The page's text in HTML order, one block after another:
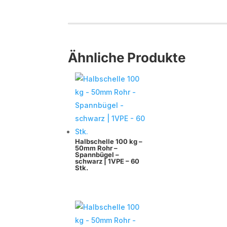
Ähnliche Produkte
Halbschelle 100 kg –
50mm Rohr –
Spannbügel –
schwarz | 1VPE – 60
Stk.